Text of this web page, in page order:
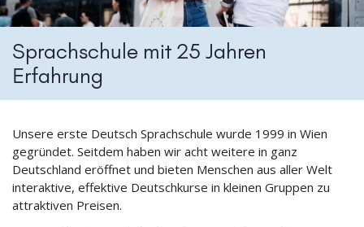
Sprachschule mit 25 Jahren
Erfahrung
Unsere erste Deutsch Sprachschule wurde 1999 in Wien
gegründet. Seitdem haben wir acht weitere in ganz
Deutschland eröffnet und bieten Menschen aus aller Welt
interaktive, effektive Deutschkurse in kleinen Gruppen zu
attraktiven Preisen.